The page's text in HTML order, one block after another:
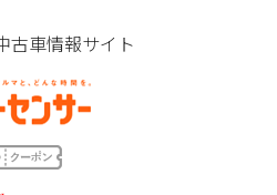
古車情報サイト